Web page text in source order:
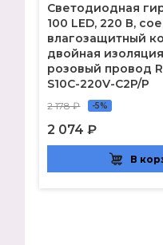
Светодиодная
100 LED, 220 В,
влагозащитный
двойная
розовый провод
S10C-220V-C2P/P
2 178 ₽ -5%
2 074 ₽
В